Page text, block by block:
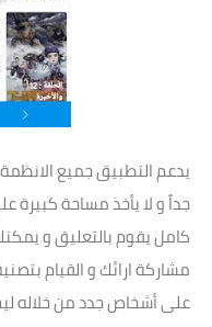
يدعم التطبيق جميع
جداً و لا يأخذ مساحة
كامل يقوم بالتعليق و
مشاركة ارائك و القيام
على أشخاص جدد من خلاله